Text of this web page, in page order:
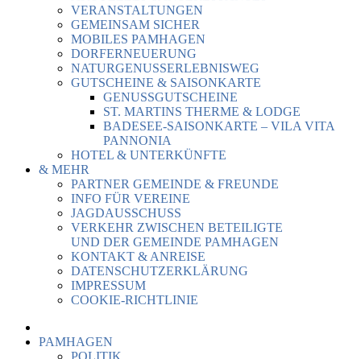
VERANSTALTUNGEN
GEMEINSAM SICHER
MOBILES PAMHAGEN
DORFERNEUERUNG
NATURGENUSSERLEBNISWEG
GUTSCHEINE & SAISONKARTE
GENUSSGUTSCHEINE
ST. MARTINS THERME & LODGE
BADESEE-SAISONKARTE – VILA VITA
PANNONIA
HOTEL & UNTERKÜNFTE
& MEHR
PARTNER GEMEINDE & FREUNDE
INFO FÜR VEREINE
JAGDAUSSCHUSS
VERKEHR ZWISCHEN BETEILIGTE
UND DER GEMEINDE PAMHAGEN
KONTAKT & ANREISE
DATENSCHUTZERKLÄRUNG
IMPRESSUM
COOKIE-RICHTLINIE
PAMHAGEN
POLITIK